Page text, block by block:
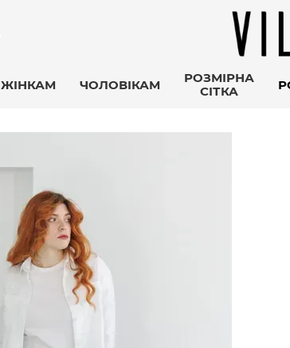
ЖІНКАМ ЧОЛОВІКАМ
РОЗМІРНА
СІТКА